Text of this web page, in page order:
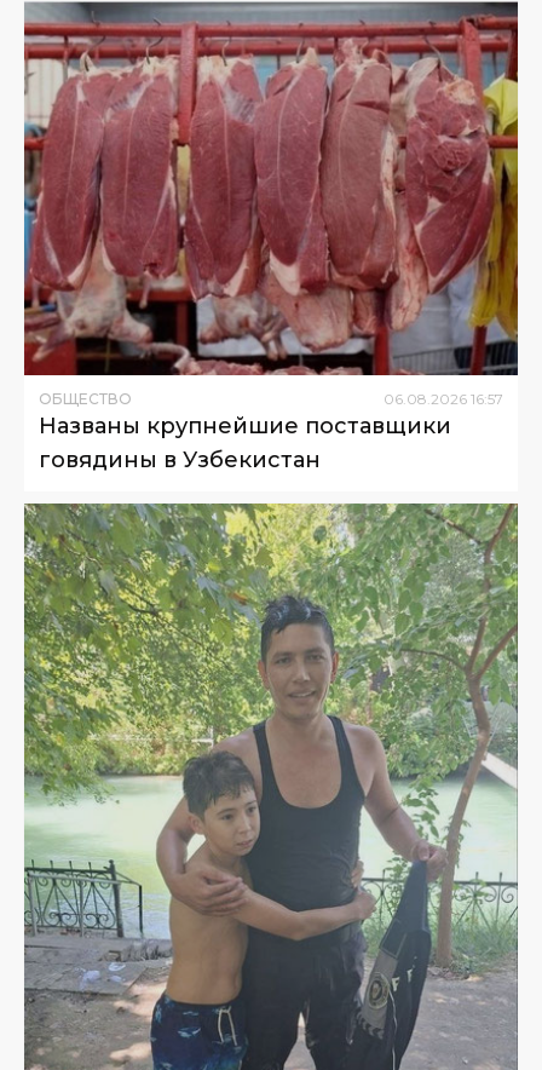
ОБЩЕСТВО 06.08.2026 16:57
Названы крупнейшие поставщики
говядины в Узбекистан